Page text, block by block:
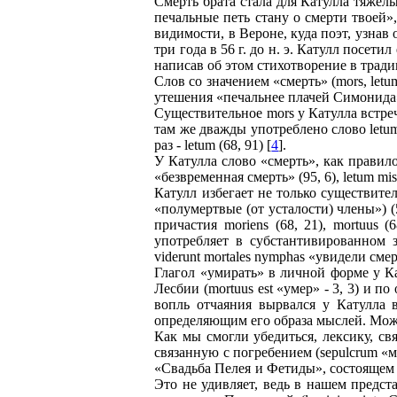
печальные петь стану о смерти
видимости, в Вероне, куда поэт,
три года в 56 г. до н. э. Катулл
написав об этом стихотворение в
Слов со значением «смерть» (mors,
утешения «печальнее плачей
Существительное mors у Катулла
там же дважды употреблено слово
раз - letum (68, 91) [4].
У Катулла слово «смерть», как
«безвременная смерть» (95, 6), letum
Катулл избегает не только
«полумертвые (от усталости)
причастия moriens (68, 21), mortuus
употребляет в
viderunt mortales nymphas «увидели
Глагол «умирать» в личной форме у
Лесбии (mortuus est «умер» - 3, 3) и
вопль отчаяния вырвался у
определяющим его образа мыслей.
Как мы смогли убедиться, лексику,
связанную с погребением (sepulcrum
«Свадьба Пелея и Фетиды», состоящем
Это не удивляет, ведь в нашем